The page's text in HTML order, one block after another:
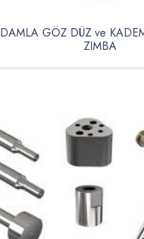
DAMLA GÖZ DÜZ ve
ZIMBA